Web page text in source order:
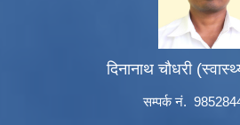
दिनानाथ चौधरी
सम्पर्क नं.